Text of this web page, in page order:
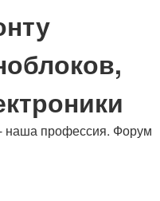
наша профессия. Форум